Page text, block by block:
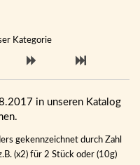
Kategorie
in unseren Katalog
gekennzeichnet durch Zahl
(x2) für 2 Stück oder (10g)